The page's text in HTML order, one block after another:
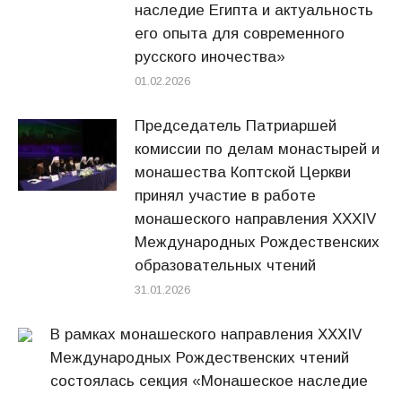
наследие Египта и актуальность
его опыта для современного
русского иночества»
01.02.2026
Председатель Патриаршей
комиссии по делам монастырей и
монашества Коптской Церкви
принял участие в работе
монашеского направления XXXIV
Международных Рождественских
образовательных чтений
31.01.2026
В рамках монашеского направления XXXIV
Международных Рождественских чтений
состоялась секция «Монашеское наследие